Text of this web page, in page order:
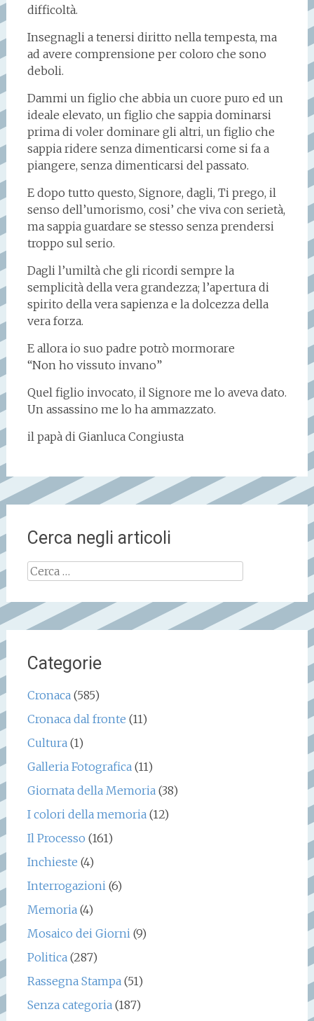
difficoltà.
Insegnagli a tenersi diritto nella tempesta, ma
ad avere comprensione per coloro che sono
deboli.
Dammi un figlio che abbia un cuore puro ed un
ideale elevato, un figlio che sappia dominarsi
prima di voler dominare gli altri, un figlio che
sappia ridere senza dimenticarsi come si fa a
piangere, senza dimenticarsi del passato.
E dopo tutto questo, Signore, dagli, Ti prego, il
senso dell’umorismo, cosi’ che viva con serietà,
ma sappia guardare se stesso senza prendersi
troppo sul serio.
Dagli l’umiltà che gli ricordi sempre la
semplicità della vera grandezza; l’apertura di
spirito della vera sapienza e la dolcezza della
vera forza.
E allora io suo padre potrò mormorare
“Non ho vissuto invano”
Quel figlio invocato, il Signore me lo aveva dato.
Un assassino me lo ha ammazzato.
il papà di Gianluca Congiusta
Cerca negli articoli
Ricerca
Categorie
Cronaca(585)
Cronaca dal fronte (11)
Cultura(1)
Galleria Fotografica(11)
Giornata della Memoria(38)
I colori della memoria(12)
Il Processo (161)
Inchieste (4)
Interrogazioni(6)
Memoria(4)
Mosaico dei Giorni(9)
Politica(287)
Rassegna Stampa(51)
Senza categoria(187)